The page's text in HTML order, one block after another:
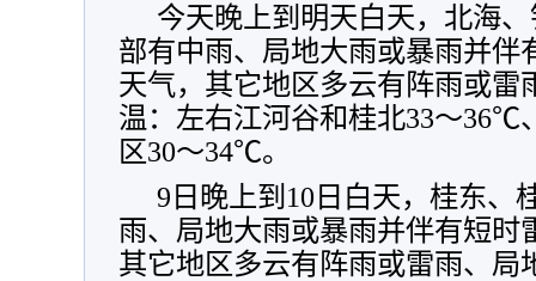
今天晚上到明天白天，北海
部有中雨、局地大雨或暴雨并伴
天气，其它地区多云有阵雨或雷
温：左右江河谷和桂北33～
区30～34℃。
9日晚上到10日白天，桂东、
雨、局地大雨或暴雨并伴有短时
其它地区多云有阵雨或雷雨、局